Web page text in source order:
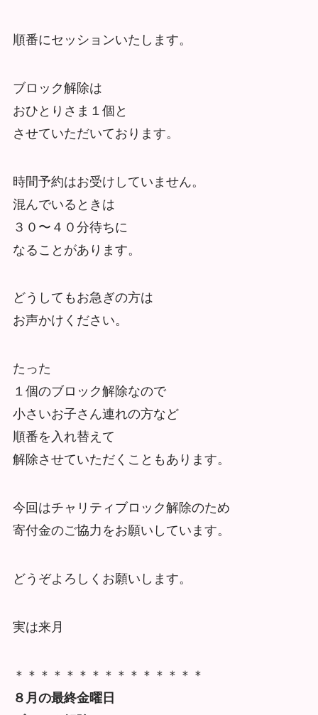
順番にセッションいたします。
ブロック解除は
おひとりさま１個と
させていただいております。
時間予約はお受けしていません。
混んでいるときは
３０〜４０分待ちに
なることがあります。
どうしてもお急ぎの方は
お声かけください。
たった
１個のブロック解除なので
小さいお子さん連れの方など
順番を入れ替えて
解除させていただくこともあります。
今回はチャリティブロック解除のため
寄付金のご協力をお願いしています。
どうぞよろしくお願いします。
実は来月
＊＊＊＊＊＊＊＊＊＊＊＊＊＊＊
８月の最終金曜日